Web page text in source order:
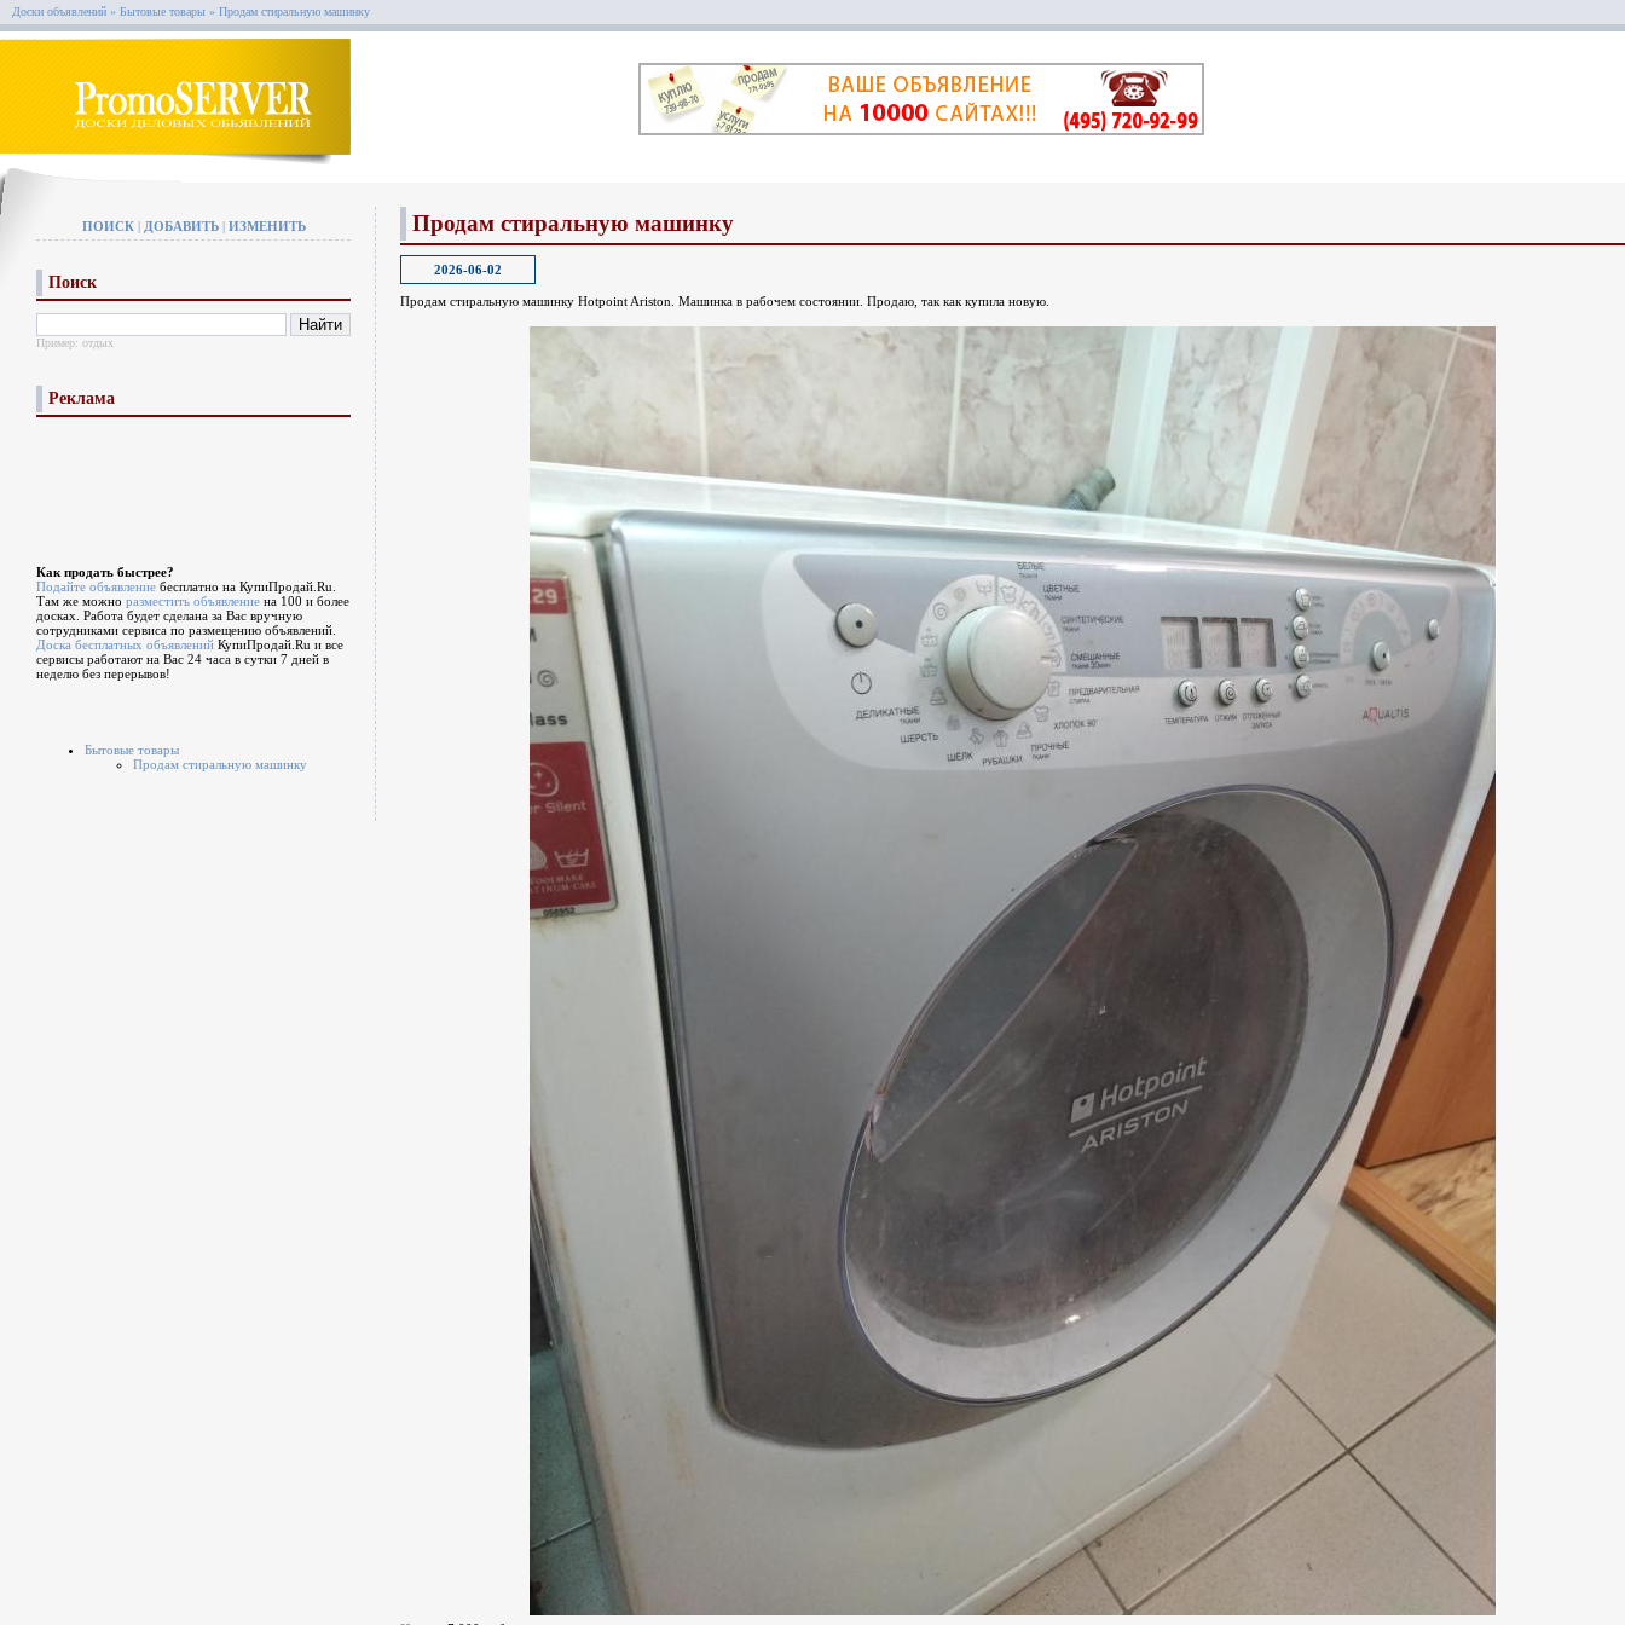
Доски объявлений » Бытовые товары » Продам стиральную машинку
ПОИСК| ДОБАВИТЬ| ИЗМЕНИТЬ
Поиск
Пример: отдых
Реклама
Как продать быстрее?
Подайте объявление бесплатно на КупиПродай.Ru.
Там же можно разместить объявление на 100 и более
досках. Работа будет сделана за Вас вручную
сотрудниками сервиса по размещению объявлений.
Доска бесплатных объявлений КупиПродай.Ru и все
сервисы работают на Вас 24 часа в сутки 7 дней в
неделю без перерывов!
Бытовые товары
Продам стиральную машинку
Продам стиральную машинку
2026-06-02
Продам стиральную машинку Hotpoint Ariston. Машинка в рабочем состоянии. Продаю, так как купила новую.